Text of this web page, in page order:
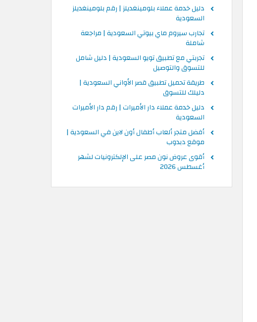
دليل خدمة عملاء بلومينغديلز | رقم بلومينغديلز
السعودية
تجارب سيروم ماي بيوتي السعودية | مراجعة
شاملة
تجربتي مع تطبيق تويو السعودية | دليل شامل
للتسوق والتوصيل
طريقة تحميل تطبيق قصر الأواني السعودية |
دليلك للتسوق
دليل خدمة عملاء دار الأميرات | رقم دار الأميرات
السعودية
أفضل متجر ألعاب أطفال أون لاين في السعودية |
موقع دبدوب
أقوى عروض نون مصر على الإلكترونيات لشهر
أغسطس 2026